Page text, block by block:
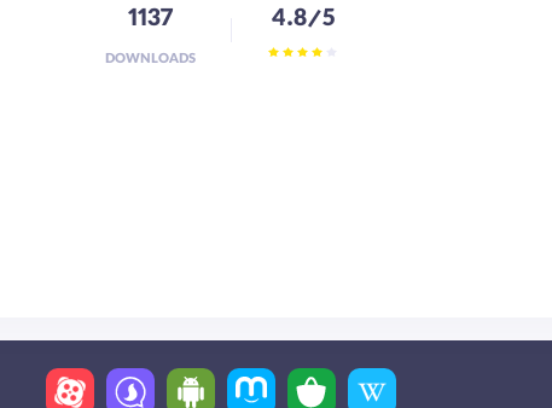
1137
DOWNLOADS
4.8/5